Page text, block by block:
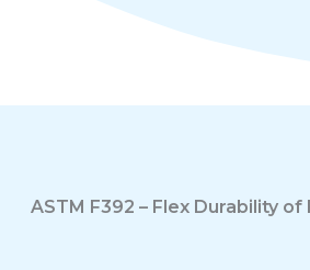
ASTM F392 – Flex Durability